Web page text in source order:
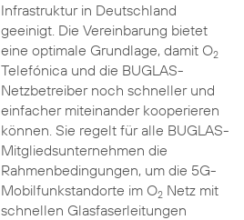
Infrastruktur in Deutschland
geeinigt. Die Vereinbarung bietet
eine optimale Grundlage, damit O2
Telefónica und die BUGLAS-
Netzbetreiber noch schneller und
einfacher miteinander kooperieren
können. Sie regelt für alle BUGLAS-
Mitgliedsunternehmen die
Rahmenbedingungen, um die 5G-
Mobilfunkstandorte im O2Netz mit
schnellen Glasfaserleitungen